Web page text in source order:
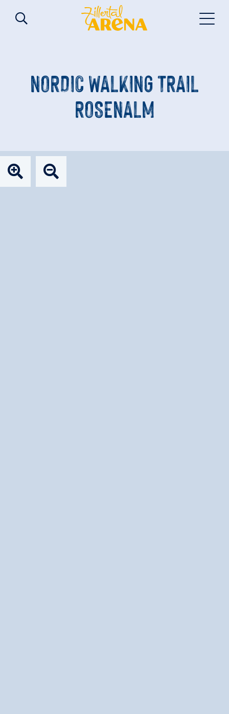
NORDIC WALKING TRAIL
ROSENALM